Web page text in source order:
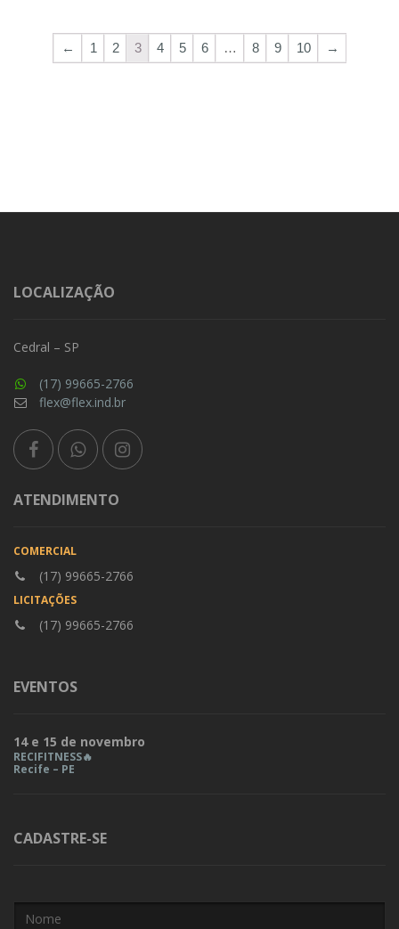
← 1 2 3 4 5 6 … 8 9 10 →
LOCALIZAÇÃO
Cedral – SP
(17) 99665-2766
flex@flex.ind.br
ATENDIMENTO
COMERCIAL
(17) 99665-2766
LICITAÇÕES
(17) 99665-2766
EVENTOS
14 e 15 de novembro
RECIFITNESS🔥
Recife – PE
CADASTRE-SE